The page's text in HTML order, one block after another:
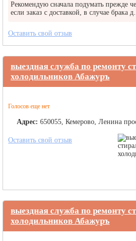
Рекомендую сначала подумать прежде
если заказ с доставкой, в случае брака
Оставить свой отзыв
выездная служба по ремонту
холодильников Абажуръ
Голосов еще нет
Адрес: 650055, Кемерово, Ленина
Оставить свой отзыв
выездная служба по ремонту
холодильников Абажуръ